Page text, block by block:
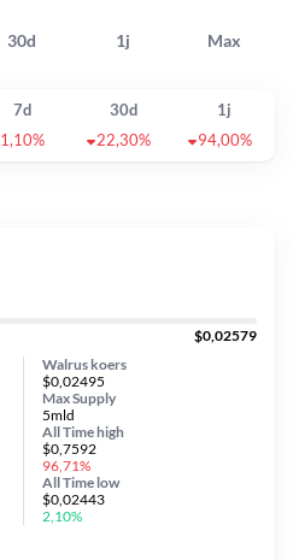
30d 1j Max
7d 30d
1j
1,10% 22,30% 94,00%
$0,02579
Walrus koers
$0,02495
Max Supply
5mld
All Timehigh
$0,7592
96,71%
All Time low
$0,02443
2,10%